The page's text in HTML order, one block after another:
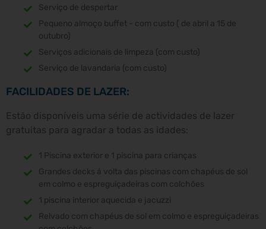
Serviço de despertar
Pequeno almoço buffet - com custo ( de abril a 15 de
outubro)
Serviços adicionais de limpeza (com custo)
Serviço de lavandaria (com custo)
FACILIDADES DE LAZER:
Estão disponíveis uma série de actividades de lazer
gratuitas para agradar a todas as idades:
1 Piscina exterior e 1 piscina para crianças
Grandes decks á volta das piscinas com chapéus de sol
em colmo e espreguiçadeiras com colchões
1 piscina interior aquecida e jacuzzi
Relvado com chapéus de sol em colmo e espreguiçadeiras